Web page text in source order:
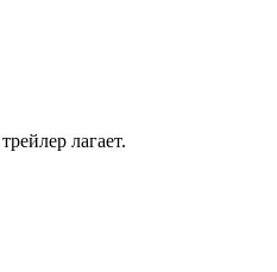
лагает.